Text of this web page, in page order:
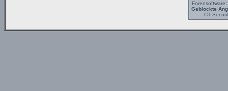
Forensoftware:
Geblockte
CT